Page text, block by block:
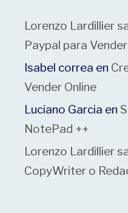
Lorenzo Lardillier
Paypal para
Isabel correa en
Vender Online
Luciano Garcia en
NotePad ++
Lorenzo Lardillier
CopyWriter o